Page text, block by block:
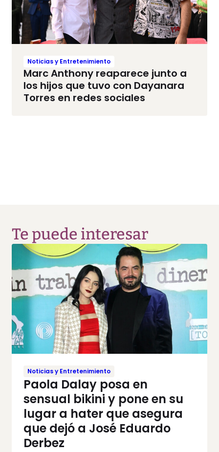
Noticias y Entretenimiento
Marc Anthony reaparece junto a
los hijos que tuvo con Dayanara
Torres en redes sociales
Te puede interesar
Noticias y Entretenimiento
Paola Dalay posa en
sensual bikini y pone en su
lugar a hater que asegura
que dejó a José Eduardo
Derbez